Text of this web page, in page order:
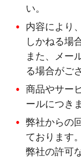
い。
内容により
しかねる場
また、メー
る場合がご
商品やサー
ールにつき
弊社からの
ております。
弊社の許可